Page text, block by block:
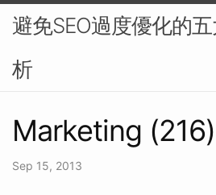
避免SEO過度優化的
析
Marketing (216)
Sep 15, 2013